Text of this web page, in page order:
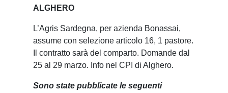
ALGHERO
L’Agris Sardegna, per azienda Bonassai,
assume con selezione articolo 16, 1 pastore.
Il contratto sarà del comparto. Domande dal
25 al 29 marzo. Info nel CPI di Alghero.
Sono state pubblicate le seguenti